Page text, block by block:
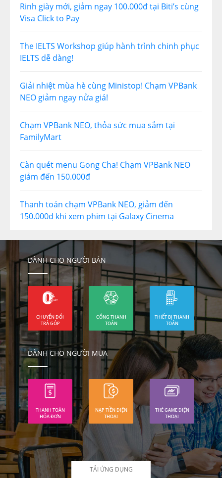
Rinh giày mới, giảm ngay 100.000đ tại Biti’s cùng
Visa Click to Pay
The IELTS Workshop giúp hành trình chinh phục
IELTS dễ dàng!
Giải nhiệt mùa hè cùng Ministop! Chạm VPBank
NEO giảm ngay nửa giá!
Chạm VPBank NEO, thỏa sức mua sắm tại
FamilyMart
Càn quét menu Gong Cha! Chạm VPBank NEO
giảm đến 150.000đ
Thanh toán chạm VPBank NEO, giảm đến
150.000đ khi xem phim tại Galaxy Cinema
DÀNH CHO NGƯỜI BÁN
CHUYỂN ĐỔI
TRẢ GÓP
CỔNG THANH
TOÁN
THIẾT BỊ THANH
TOÁN
DÀNH CHO NGƯỜI MUA
THANH TOÁN
HÓA ĐƠN
NẠP TIỀN ĐIỆN
THOẠI
THẺ GAME ĐIỆN
THOẠI
TẢI ỨNG DỤNG